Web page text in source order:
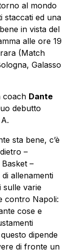
al mondo
staccati ed una
in vista del
alle ore 19
(Match
Galasso
coach Dante
debutto
sta bene, c’è
–
–
allenamenti
sulle varie
contro Napoli:
cose e
dipende
di fronte un